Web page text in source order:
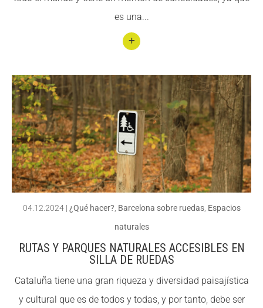
arles
es una...
nuar
llegin
t 14
curio
sidad
secre
de
04.12.2024| ¿Qué hacer? Barcelona sobre ruedas, Espacios
naturales
RUTAS Y PARQUES NATURALES ACCESIBLES EN
SILLA DE RUEDAS
Cataluña tiene una gran riqueza y diversidad paisajística
y cultural que es de todos y todas, y por tanto, debe ser
Fes voluntariat
Fes un donatiu
Treballa amb nosaltres
Fes voluntariat
Fes un donatiu
Treballa amb nosaltres